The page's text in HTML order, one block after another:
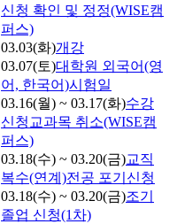
신청 확인 및 정정(WISE캠
퍼스)
03.03(화)개강
03.07(토)대학원 외국어(영
어, 한국어)시험일
03.16(월) ~ 03.17(화)수강
신청교과목 취소(WISE캠
퍼스)
03.18(수) ~ 03.20(금)교직
복수(연계)전공 포기신청
03.18(수) ~ 03.20(금)조기
졸업 신청(1차)